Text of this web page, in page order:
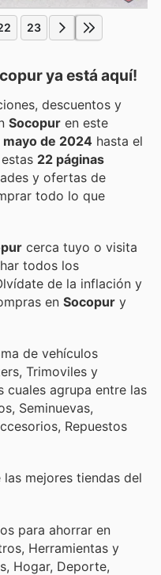
23
ya está aquí!
descuentos y
Socopur en este
mayo de 2024 hasta el
estas 22 páginas
y ofertas de
todo lo que
cerca tuyo o visita
todos los
de la inflación y
en Socopur y
de vehículos
Trimoviles y
agrupa entre las
Seminuevas,
Repuestos
mejores tiendas del
para ahorrar en
Herramientas y
Hogar, Deporte,